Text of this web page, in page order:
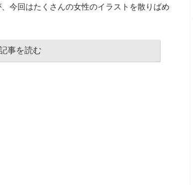
今回はたくさんの女性のイラストを散りばめ
事を読む